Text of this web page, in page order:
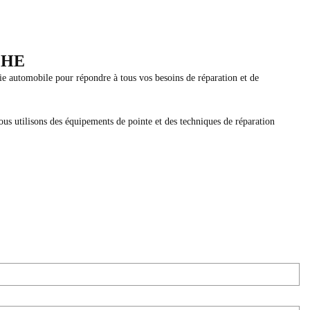
automobile pour répondre à tous vos besoins de réparation et de
utilisons des équipements de pointe et des techniques de réparation